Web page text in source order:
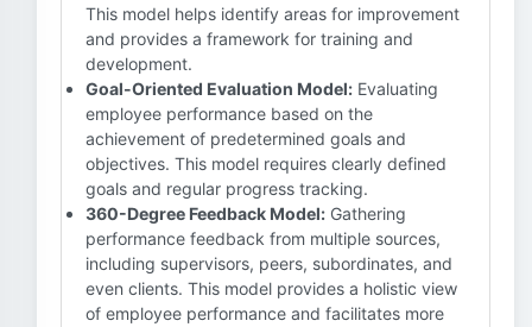
This model helps identify areas for improvement
and provides a framework for training and
development.
Goal-Oriented Evaluation Model: Evaluating
employee performance based on the
achievement of predetermined goals and
objectives. This model requires clearly defined
goals and regular progress tracking.
360-Degree Feedback Model: Gathering
performance feedback from multiple sources,
including supervisors, peers, subordinates, and
even clients. This model provides a holistic view
of employee performance and facilitates more